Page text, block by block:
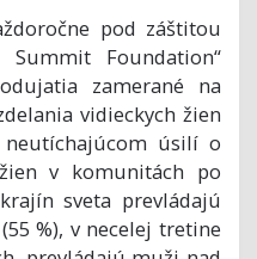
pod záštitou
Summit Foundation“
zamerané na
vidieckych žien
úsilí o
v komunitách po
sveta prevládajú
%), v necelej tretine